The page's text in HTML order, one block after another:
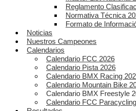
Reglamento
Normativa Técnica
Formato de
Noticias
Nuestros Campeones
Calendarios
Calendario FCC 2026
Calendario Pista 2026
Calendario BMX Racing
Calendario Mountain Bike
Calendario BMX Freestyle
Calendario FCC